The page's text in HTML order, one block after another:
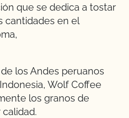
que se dedica a tostar
cantidades en el
los Andes peruanos
Wolf Coffee
los granos de